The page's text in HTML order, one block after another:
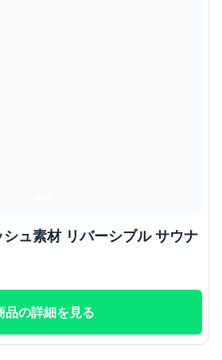
ュ素材 リバーシブル サウナ
品の詳細を見る